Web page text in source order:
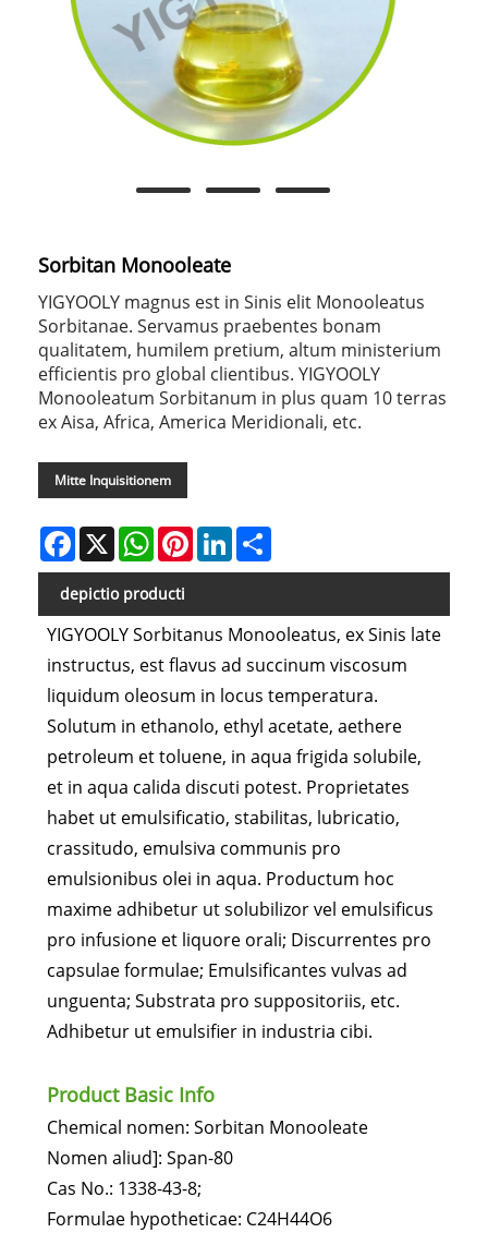
Sorbitan Monooleate
YIGYOOLY magnus est in Sinis elit Monooleatus
Sorbitanae. Servamus praebentes bonam
qualitatem, humilem pretium, altum ministerium
efficientis pro global clientibus. YIGYOOLY
Monooleatum Sorbitanum in plus quam 10 terras
ex Aisa, Africa, America Meridionali, etc.
Mitte Inquisitionem
Facebook
X WhatsAppPinterestLinkedIn
depictio producti
YIGYOOLY Sorbitanus Monooleatus, ex Sinis late
instructus, est flavus ad succinum viscosum
liquidum oleosum in locus temperatura.
Solutum in ethanolo, ethyl acetate, aethere
petroleum et toluene, in aqua frigida solubile,
et in aqua calida discuti potest. Proprietates
habet ut emulsificatio, stabilitas, lubricatio,
crassitudo, emulsiva communis pro
emulsionibus olei in aqua. Productum hoc
maxime adhibetur ut solubilizor vel emulsificus
pro infusione et liquore orali; Discurrentes pro
capsulae formulae; Emulsificantes vulvas ad
unguenta; Substrata pro suppositoriis, etc.
Adhibetur ut emulsifier in industria cibi.
Product Basic Info
Chemical nomen: Sorbitan Monooleate
Nomen aliud]: Span-80
Cas No.: 1338-43-8;
Formulae hypotheticae: C24H44O6